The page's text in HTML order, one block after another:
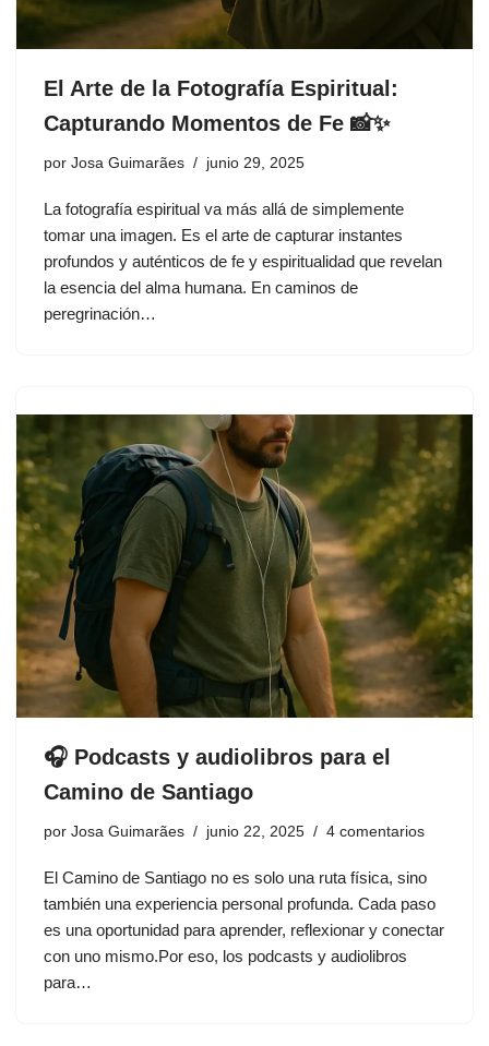
El Arte de la Fotografía Espiritual:
Capturando Momentos de Fe 📸✨
por Josa Guimarães junio 29, 2025
La fotografía espiritual va más allá de simplemente
tomar una imagen. Es el arte de capturar instantes
profundos y auténticos de fe y espiritualidad que revelan
la esencia del alma humana. En caminos de
peregrinación…
🎧 Podcasts y audiolibros para el
Camino de Santiago
por Josa Guimarães junio 22, 2025 4 comentarios
El Camino de Santiago no es solo una ruta física, sino
también una experiencia personal profunda. Cada paso
es una oportunidad para aprender, reflexionar y conectar
con uno mismo.Por eso, los podcasts y audiolibros
para…